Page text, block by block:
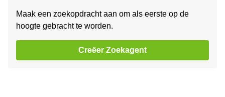
Maak een zoekopdracht aan om als eerste op de
hoogte gebracht te worden.
Creëer Zoekagent